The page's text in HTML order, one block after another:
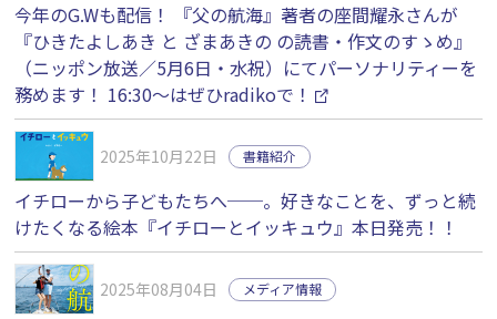
今年のG.Wも配信！ 『父の航海』著者の座間耀永さんが
『ひきたよしあき と ざまあきの の読書・作文のすゝめ』
（ニッポン放送／5月6日・水祝）にてパーソナリティーを
務めます！ 16:30〜はぜひradikoで！
2025年10月22日 書籍紹介
イチローから子どもたちへ──。好きなことを、ずっと続
けたくなる絵本『イチローとイッキュウ』本日発売！！
2025年08月04日 メディア情報